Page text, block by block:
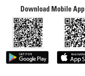
Download Mobile App